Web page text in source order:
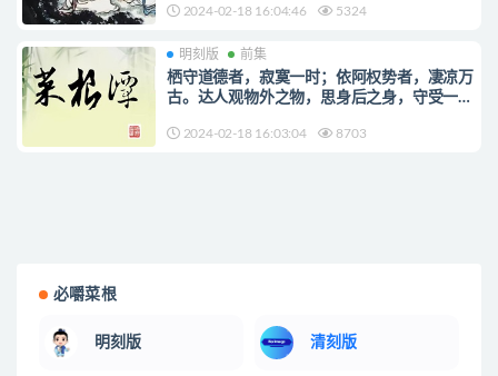
2024-02-18 16:04:46 5324
明刻版 前集
栖守道德者，寂寞一时；依阿权势者，凄凉万
古。达人观物外之物，思身后之身，守受一时
2024-02-18 16:03:04 8703
必嚼菜根
明刻版 清刻版